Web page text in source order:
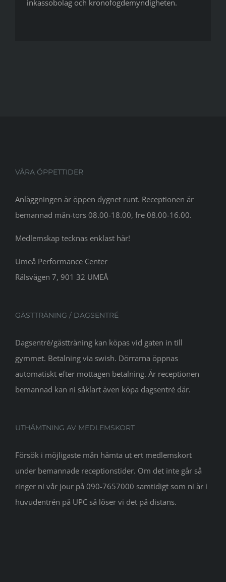
inkassobolag och kronofogdemyndigheten.
VÅRA ÖPPETTIDER
Anläggningen är öppen dygnet runt. Receptionen är
bemannad mån-tors 08.00-18.00, fre 08.00-16.00.
Medlemskap tecknas enklast här!
Umeå Performance Center
Rälsvägen 7, 901 32 UMEÅ
GÄSTTRÄNING / DAGSENTRÉ
Dagsentré/gästträning kan köpas vid gaten in till
gymmet. Betalning via swish. Dörrarna öppnas
automatiskt efter mottagen betalning. Är receptionen
bemannad kan ni såklart även köpa dagsentré där.
UTHÄMTNING AV MEDLEMSKORT
Försök i möjligaste mån hämta ut ert medlemskort
under bemannade receptionstider. Om det inte går så
ringer ni vår jour på 090-7657000 samtidigt som ni är i
huvudentrén på UPC så löser vi det på distans.